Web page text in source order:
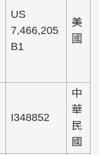
US
7,466,205
B1
美
國
I348852
中
華
民
國